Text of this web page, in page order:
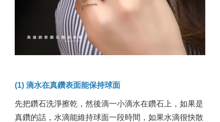
(1) 滴水在真鑽表面能保持球面
先把鑽石洗淨擦乾，然後滴一小滴水在鑽石上，如果是
真鑽的話，水滴能維持球面一段時間，如果水滴很快散